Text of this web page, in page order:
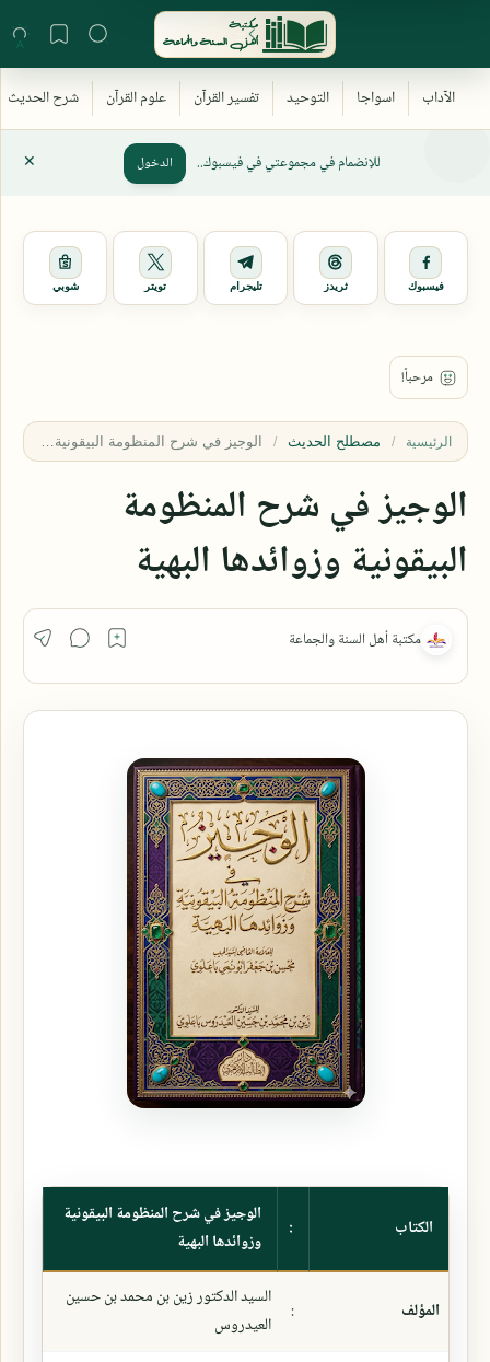
للإنضمام في مجموعتي في فيسبوك.. الدخول
فيسبوك ثريدز تليجرام تويتر شوبي
الرئيسية مصطلح الحديث
الوجيز في شرح المنظومة
البيقونية وزوائدها البهية
الكتاب :
الوجيز في شرح المنظومة البيقونية
وزوائدها البهية
المؤلف :
السيد الدكتور زين بن محمد بن حسين
العيدروس